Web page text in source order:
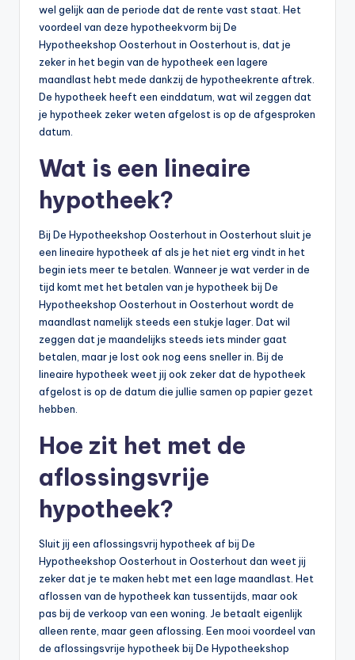
wel gelijk aan de periode dat de rente vast staat. Het
voordeel van deze hypotheekvorm bij De
Hypotheekshop Oosterhout in Oosterhout is, dat je
zeker in het begin van de hypotheek een lagere
maandlast hebt mede dankzij de hypotheekrente aftrek.
De hypotheek heeft een einddatum, wat wil zeggen dat
je hypotheek zeker weten afgelost is op de afgesproken
datum.
Wat is een lineaire
hypotheek?
Bij De Hypotheekshop Oosterhout in Oosterhout sluit je
een lineaire hypotheek af als je het niet erg vindt in het
begin iets meer te betalen. Wanneer je wat verder in de
tijd komt met het betalen van je hypotheek bij De
Hypotheekshop Oosterhout in Oosterhout wordt de
maandlast namelijk steeds een stukje lager. Dat wil
zeggen dat je maandelijks steeds iets minder gaat
betalen, maar je lost ook nog eens sneller in. Bij de
lineaire hypotheek weet jij ook zeker dat de hypotheek
afgelost is op de datum die jullie samen op papier gezet
hebben.
Hoe zit het met de
aflossingsvrije
hypotheek?
Sluit jij een aflossingsvrij hypotheek af bij De
Hypotheekshop Oosterhout in Oosterhout dan weet jij
zeker dat je te maken hebt met een lage maandlast. Het
aflossen van de hypotheek kan tussentijds, maar ook
pas bij de verkoop van een woning. Je betaalt eigenlijk
alleen rente, maar geen aflossing. Een mooi voordeel van
de aflossingsvrije hypotheek bij De Hypotheekshop